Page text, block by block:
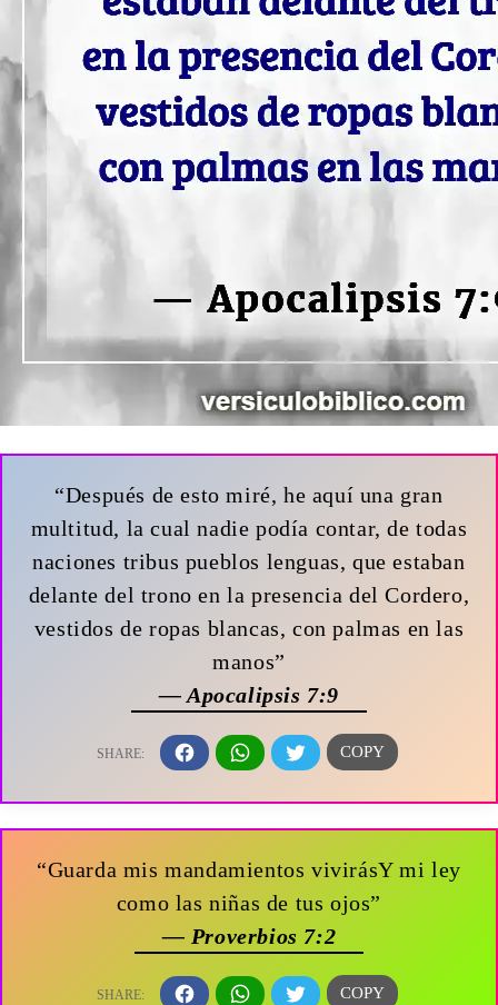
“Después de esto miré, he aquí una gran
multitud, la cual nadie podía contar, de todas
naciones tribus pueblos lenguas, que estaban
delante del trono en la presencia del Cordero,
vestidos de ropas blancas, con palmas en las
manos”
— Apocalipsis 7:9
“Guarda mis mandamientos vivirásY mi ley
como las niñas de tus ojos”
— Proverbios 7:2